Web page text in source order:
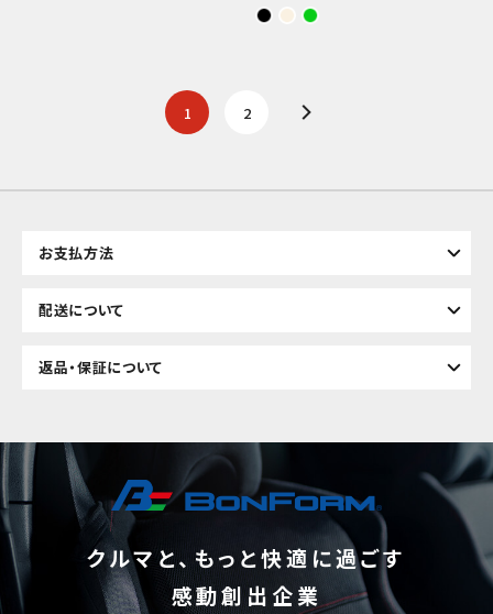
1 2
お支払方法
配送について
返品・保証について
クルマと、もっと快適に過ごす
感動創出企業